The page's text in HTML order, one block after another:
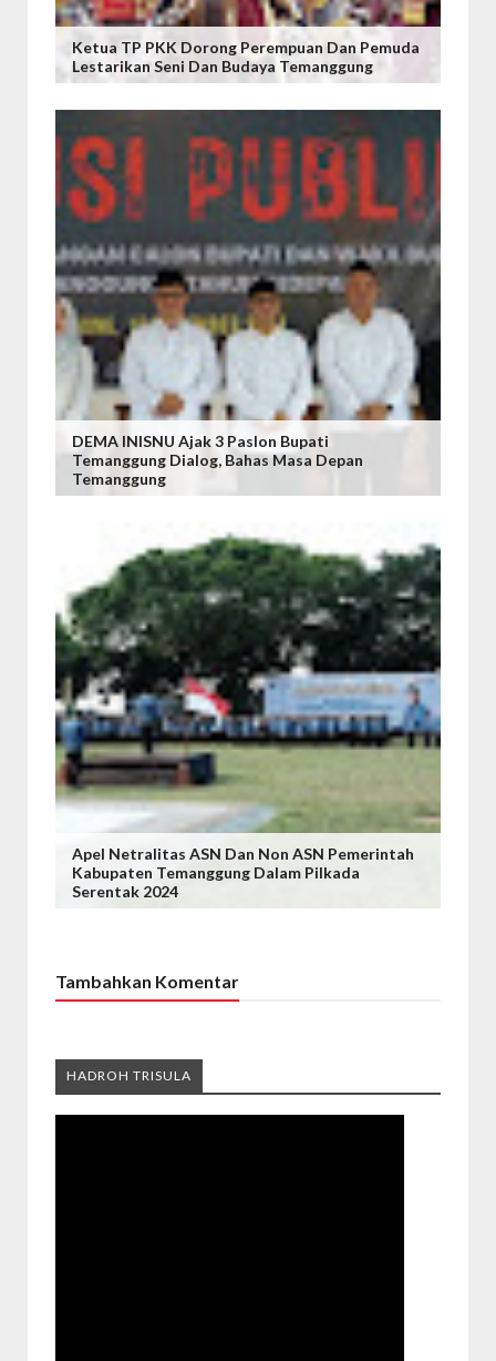
Ketua TP PKK Dorong Perempuan Dan Pemuda
Lestarikan Seni Dan Budaya Temanggung
DEMA INISNU Ajak 3 Paslon Bupati
Temanggung Dialog, Bahas Masa Depan
Temanggung
Apel Netralitas ASN Dan Non ASN Pemerintah
Kabupaten Temanggung Dalam Pilkada
Serentak 2024
Tambahkan Komentar
HADROH TRISULA